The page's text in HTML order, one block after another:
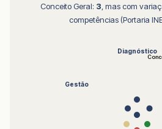
Conceito Geral: 3 , mas com
competências (Portaria
Diagnóstico
Gestão